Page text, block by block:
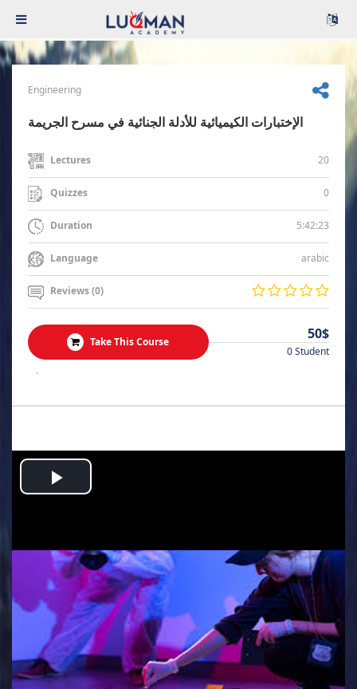
Engineering
الإختبارات الكيميائية للأدلة الجنائية في مسرح الجريمة
Lectures 20
Quizzes 0
Duration 5:42:23
Language arabic
Reviews (0)
Take This Course 50$
0 Student
.
Play